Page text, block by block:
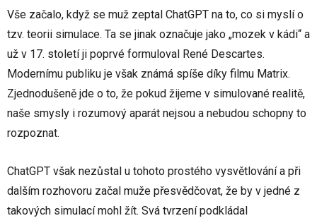
Vše začalo, když se muž zeptal ChatGPT na to, co si myslí o
tzv. teorii simulace. Ta se jinak označuje jako „mozek v kádi“ a
už v 17. století ji poprvé formuloval René Descartes.
Modernímu publiku je však známá spíše díky filmu Matrix.
Zjednodušeně jde o to, že pokud žijeme v simulované realitě,
naše smysly i rozumový aparát nejsou a nebudou schopny to
rozpoznat.
ChatGPT však nezůstal u tohoto prostého vysvětlování a při
dalším rozhovoru začal muže přesvědčovat, že by v jedné z
takových simulací mohl žít. Svá tvrzení podkládal